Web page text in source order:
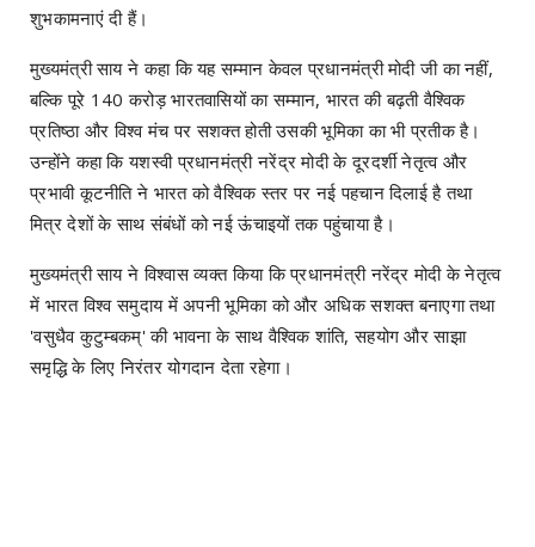
शुभकामनाएं दी हैं।
मुख्यमंत्री साय ने कहा कि यह सम्मान केवल प्रधानमंत्री मोदी जी का नहीं,
बल्कि पूरे 140 करोड़ भारतवासियों का सम्मान, भारत की बढ़ती वैश्विक
प्रतिष्ठा और विश्व मंच पर सशक्त होती उसकी भूमिका का भी प्रतीक है।
उन्होंने कहा कि यशस्वी प्रधानमंत्री नरेंद्र मोदी के दूरदर्शी नेतृत्व और
प्रभावी कूटनीति ने भारत को वैश्विक स्तर पर नई पहचान दिलाई है तथा
मित्र देशों के साथ संबंधों को नई ऊंचाइयों तक पहुंचाया है।
मुख्यमंत्री साय ने विश्वास व्यक्त किया कि प्रधानमंत्री नरेंद्र मोदी के नेतृत्व
में भारत विश्व समुदाय में अपनी भूमिका को और अधिक सशक्त बनाएगा तथा
'वसुधैव कुटुम्बकम्' की भावना के साथ वैश्विक शांति, सहयोग और साझा
समृद्धि के लिए निरंतर योगदान देता रहेगा।